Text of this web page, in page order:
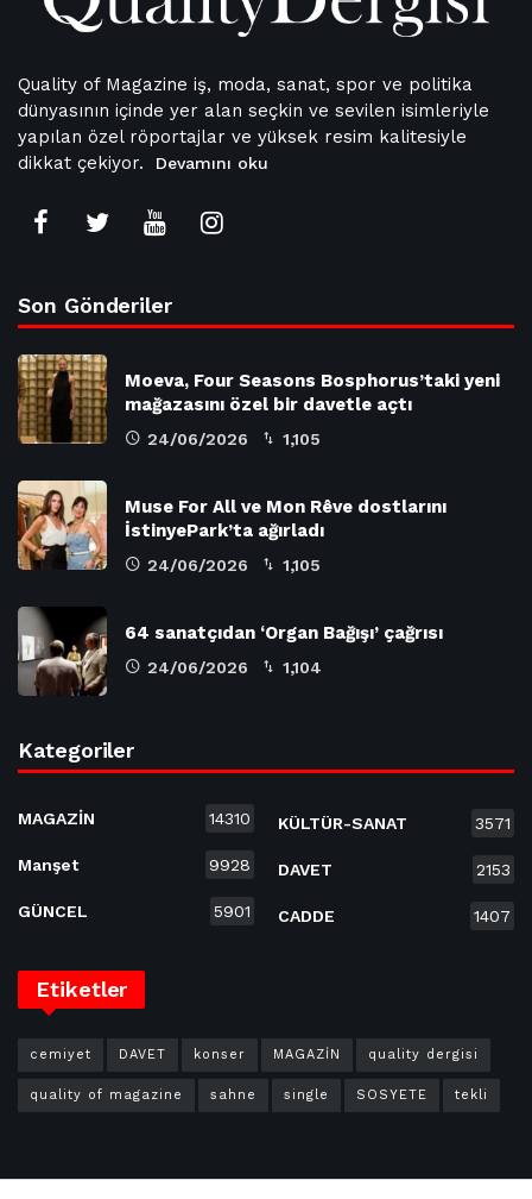
Quality of Magazine iş, moda, sanat, spor ve politika
dünyasının içinde yer alan seçkin ve sevilen isimleriyle
yapılan özel röportajlar ve yüksek resim kalitesiyle
dikkat çekiyor.
Devamını oku
Son Gönderiler
Moeva, Four Seasons Bosphorus’taki yeni
mağazasını özel bir davetle açtı
24/06/2026 1,105
Muse For All ve Mon Rêve dostlarını
İstinyePark’ta ağırladı
24/06/2026 1,105
64 sanatçıdan ‘Organ Bağışı’ çağrısı
24/06/2026 1,104
Kategoriler
MAGAZİN 14310
Manşet 9928
GÜNCEL 5901
KÜLTÜR-SANAT 3571
DAVET 2153
CADDE 1407
Etiketler
cemiyet DAVET konser MAGAZİN quality dergisi
quality of magazine sahne single SOSYETE tekli